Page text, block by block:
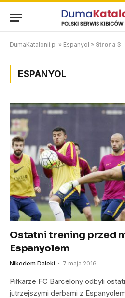
DumaKatalonii.pl » Espanyol » Strona 3
ESPANYOL
Ostatni trening przed
Espanyolem
Nikodem Daleki 7 maja 2016
Piłkarze FC Barcelony odbyli
jutrzejszymi derbami z